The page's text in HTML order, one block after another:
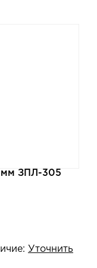
мм ЗПЛ-305
Уточнить